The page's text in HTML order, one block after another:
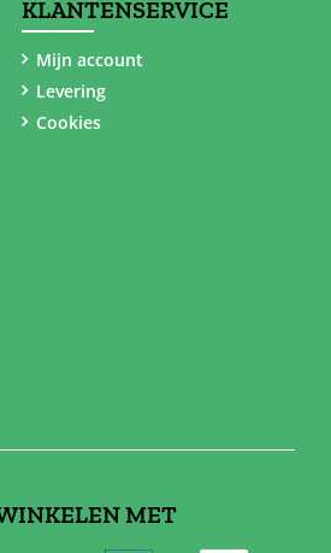
KLANTENSERVICE
Mijn account
Levering
Cookies
MET